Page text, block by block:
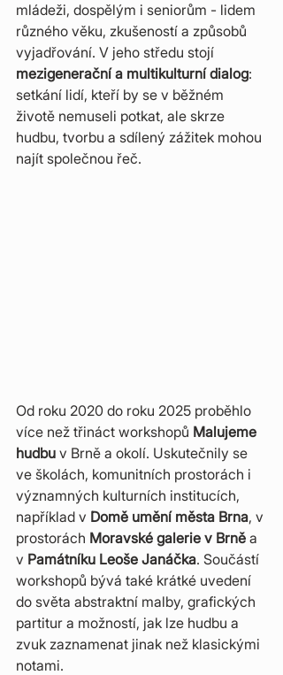
mládeži, dospělým i seniorům - lidem
různého věku, zkušeností a způsobů
vyjadřování. V jeho středu stojí
mezigenerační a multikulturní dialog:
setkání lidí, kteří by se v běžném
životě nemuseli potkat, ale skrze
hudbu, tvorbu a sdílený zážitek mohou
najít společnou řeč.
Od roku 2020 do roku 2025 proběhlo
více než třináct workshopů Malujeme
hudbu v Brně a okolí. Uskutečnily se
ve školách, komunitních prostorách i
významných kulturních institucích,
například v Domě umění města Brna, v
prostorách Moravské galerie v Brně a
v Památníku Leoše Janáčka. Součástí
workshopů bývá také krátké uvedení
do světa abstraktní malby, grafických
partitur a možností, jak lze hudbu a
zvuk zaznamenat jinak než klasickými
notami.